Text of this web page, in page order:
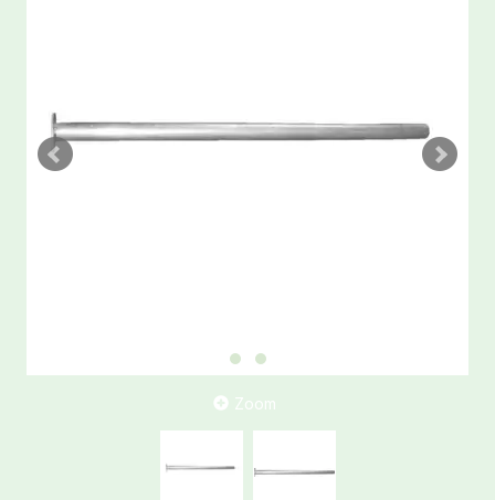
Zoom